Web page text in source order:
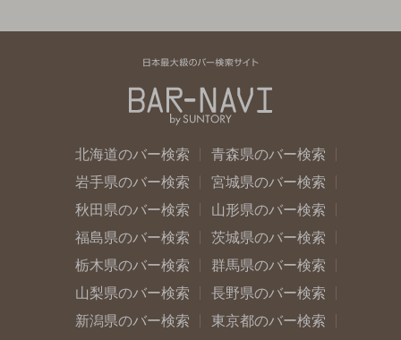
北海道のバー検索
青森県のバー検索
岩手県のバー検索
宮城県のバー検索
秋田県のバー検索
山形県のバー検索
福島県のバー検索
茨城県のバー検索
栃木県のバー検索
群馬県のバー検索
山梨県のバー検索
長野県のバー検索
新潟県のバー検索
東京都のバー検索